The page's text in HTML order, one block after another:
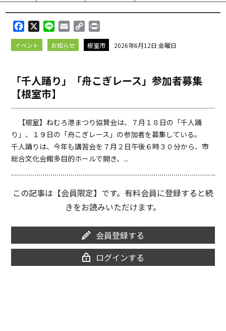
a
c
o
o
i
n
m
a
o
p
i
r
i
イベント お知らせ 根室市 2026年6月12日 金曜日
「千人踊り」「舟こぎレース」参加者募集
【根室市】
【根室】ねむろ港まつり協賛会は、７月１８日の「千人踊
り」、１９日の「舟こぎレース」の参加者を募集している。
千人踊りは、今年も講習会を７月２日午後６時３０分から、市
総合文化会館多目的ホールで開き、...
この記事は【会員限定】です。有料会員に登録すると続
きをお読みいただけます。
会員登録する
ログインする